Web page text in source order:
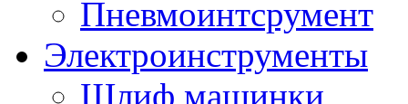
Пневмоинтсрумент
Электроинструменты
Шлиф машинки